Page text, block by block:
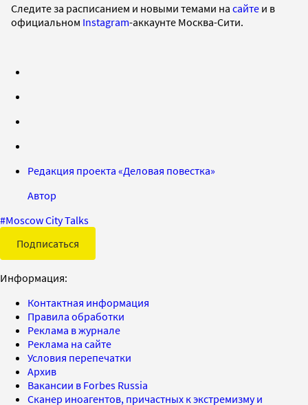
Следите за расписанием и новыми темами на сайте и в
официальном Instagram-аккаунте Москва-Сити.
Редакция проекта «Деловая повестка»
Автор
#Moscow City Talks
Подписаться
Информация:
Контактная информация
Правила обработки
Реклама в журнале
Реклама на сайте
Условия перепечатки
Архив
Вакансии в Forbes Russia
Сканер иноагентов, причастных к экстремизму и